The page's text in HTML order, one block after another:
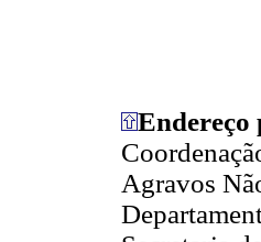
Endereço
Agravos